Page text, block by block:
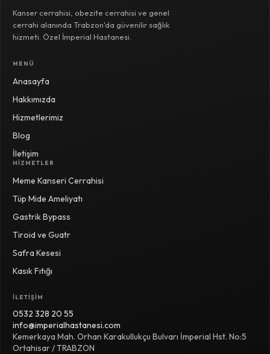
Kanser cerrahisi, obezite cerrahisi ve genel
cerrahi alanında Trabzon'da güvenilir sağlık
hizmeti. Özel İmperial Hastanesi.
MENÜ
Anasayfa
Hakkımızda
Hizmetlerimiz
Blog
İletişim
HIZMETLER
Meme Kanseri Cerrahisi
Tüp Mide Ameliyatı
Gastrik Bypass
Tiroid ve Guatr
Safra Kesesi
Kasık Fıtığı
İLETIŞIM
0532 328 20 55
info@imperialhastanesi.com
Kemerkaya Mah. Orhan Karakullukçu Bulvarı İmperial Hst. No:5
Ortahisar / TRABZON